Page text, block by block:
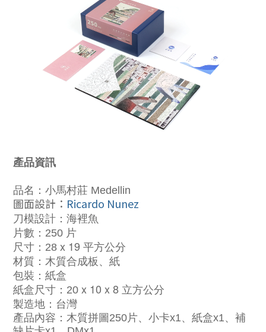
產品資訊
品名：小馬村莊 Medellin
圖面設計： Ricardo Nunez
刀模設計：海裡魚
片數：250 片
尺寸：28 x 19 平方公分
材質：木質合成板、紙
包裝：紙盒
紙盒尺寸：20 x 10 x 8 立方公分
製造地：台灣
產品內容：木質拼圖250片、小卡x1、紙盒x1、補